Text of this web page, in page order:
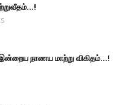
நாணய மாற்று விகிதம்...!